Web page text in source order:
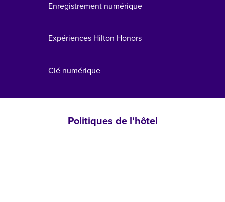
Enregistrement numérique
Expériences Hilton Honors
Clé numérique
Politiques de l'hôtel